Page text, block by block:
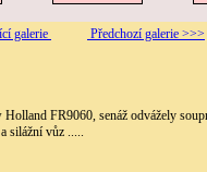
galerie
Předchozí galerie >>>
FR9060, senáž odvážely
silážní vůz .....